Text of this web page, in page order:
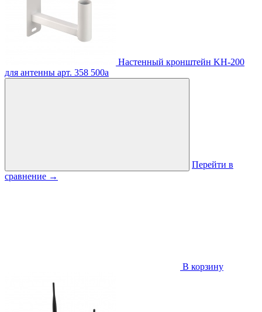
Настенный кронштейн KH-200
для антенны арт. 358 500a
Перейти в
сравнение →
В корзину